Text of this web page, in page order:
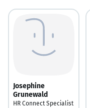
Josephine
Grunewald
HR Connect Specialist